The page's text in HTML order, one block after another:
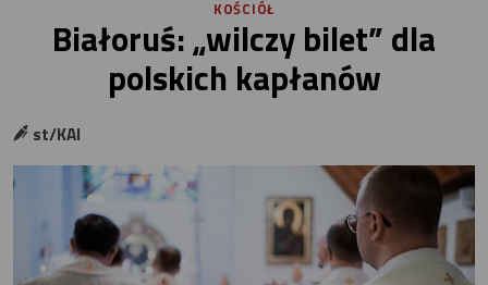
KOŚCIÓŁ
Białoruś: „wilczy bilet” dla
polskich kapłanów
st/KAI